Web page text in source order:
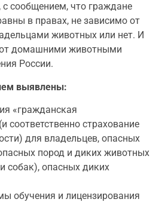
с сообщением, что граждане
в правах, не зависимо от
животных или нет. И
домашними животными
России.
выявлены:
«гражданская
соответственно страхование
для владельцев, опасных
пород и диких животных
собак), опасных диких
обучения и лицензирования